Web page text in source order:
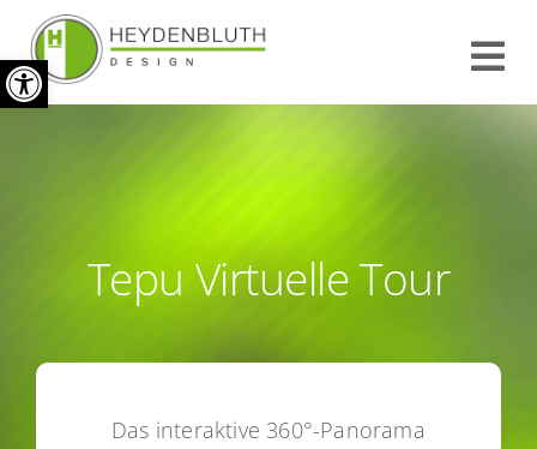
Werkzeugleiste öffnen
Zum
Inhalt
springen
REFERENZEN
KONTAKT
IMPRESSUM
Tepu Virtuelle Tour
Das interaktive 360°-Panorama